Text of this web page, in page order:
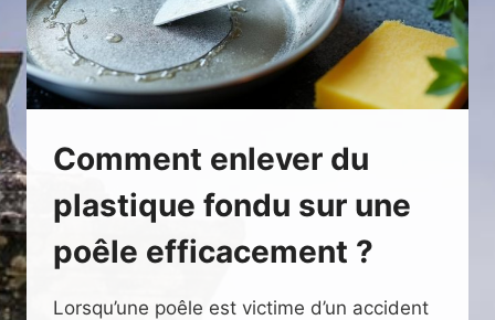
Comment enlever du
plastique fondu sur une
poêle efficacement ?
Lorsqu’une poêle est victime d’un accident